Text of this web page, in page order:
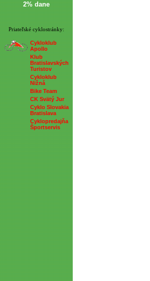
2% dane
Priateľské cyklostránky:
Cykloklub
Apollo
Klub
Bratislavských
Turistov
Cykloklub
Nižná
Bike Team
CK Svätý Jur
Cyklo Slovakia
Bratislava
Cyklopredajňa
Športservis